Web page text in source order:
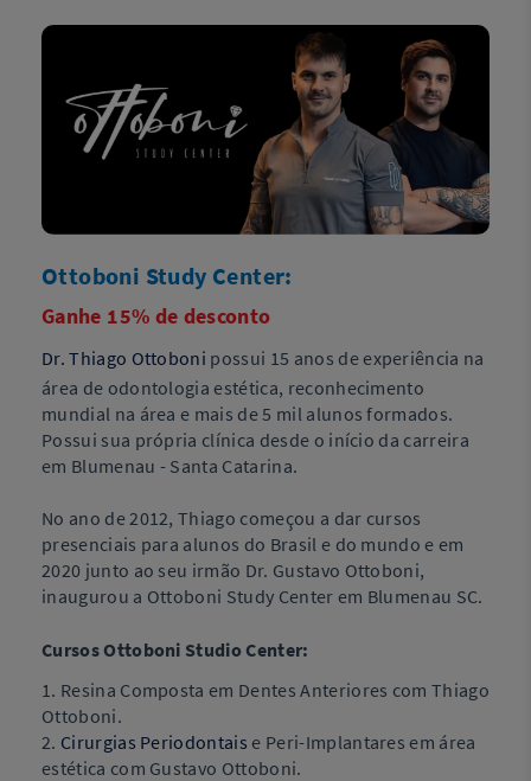
Ottoboni Study Center:
Ganhe 15% de desconto
Dr. Thiago Ottoboni possui 15 anos de experiência na
área de odontologia estética, reconhecimento
mundial na área e mais de 5 mil alunos formados.
Possui sua própria clínica desde o início da carreira
em Blumenau - Santa Catarina.
No ano de 2012, Thiago começou a dar cursos
presenciais para alunos do Brasil e do mundo e em
2020 junto ao seu irmão Dr. Gustavo Ottoboni,
inaugurou a Ottoboni Study Center em Blumenau SC.
Cursos Ottoboni Studio Center:
1. Resina Composta em Dentes Anteriores com Thiago
Ottoboni.
2. Cirurgias Periodontais e Peri-Implantares em área
estética com Gustavo Ottoboni.